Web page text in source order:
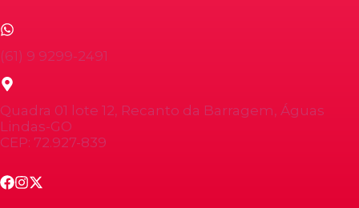
(61) 9 9299-2491
Quadra 01 lote 12, Recanto da Barragem, Águas
Lindas-GO
CEP: 72.927-839